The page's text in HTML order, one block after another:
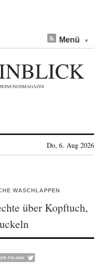
Menü
Do, 6. Aug 2026
WASCHLAPPEN
über Kopftuch,